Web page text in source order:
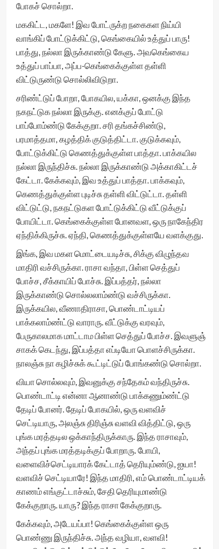
போகச் சொல்றா.
மககிட்ட, மகளே! இவ போட்ருக்ற நகைகள நிய்யி
வாங்கிப் போட்டுக்கிட்டு, கெங்கையில் உத்துப் பாரு!
பாத்து, நல்லா இருக்காண்டு கேளு. அவகெங்கைய
உத்துப் பாப்பா, அப்ப-கெங்கைக்குள்ள தள்ளி
விட்டுருண்டு சொல்லிவிடுறா.
சரிண்ட்டுப் போறா, போகயில, யக்கா, ஒனக்கு இந்த
நகநட்டுக நல்லா இருக்கு. எனக்குப் போட்டு
பாப்போம்ண்டு கேக்குறா. சரி தங்கச்சிண்டு,
பரமாத்தமா, கழத்திக் குடுத்திட்டா. குடுக்கவும்,
போட்டுக்கிட்டு கெணத்துக்குள்ள பாத்தா. பாக்கயில
நல்லா இருந்திச்சு. நல்லா இருக்காண்டு அக்காகிட்டச்
கேட்டா. கேக்கவும், இவ உத்துப் பாத்தா. பாக்கவும்,
கெணத்துக்குள்ள புடிச்சு தள்ளி விட்டுட்டா. தள்ளி
விட்டுட்டு, நகநட்டுகள போட்டுக்கிட்டு வீட்டுக்குப்
போயிட்டா. கெங்கைக்குள்ள போனவள, ஒரு நாகேந்திர
ஏந்திக்கிருச்சு. ஏந்தி, கெணத்துக்குள்ளயே வளக்குது.
இங்க, இவ மகள மொட்டையடிச்சு, சிக்கு விழுந்தவ
மாதிரி வச்சிருக்கா. ராசா வந்தா, பிள்ள செத்துப்
போச்ச, சீக்காயிப் போச்சு. இப்பத்தர், நல்லா
இருக்காண்டு சொல்லலாம்ண்டு வச்சிருக்கா.
இருக்கயில, வீணாதிராசா, பொண்டாட்டியப்
பாக்கலாம்ண்ட்டு வாராரு. வீட்டுக்கு வரவும்,
பேருகாலமாக மாட்டாம பிள்ள செத்துப் போச்ச. இவளுஞ்
சாகக் கெடந்து, இப்பத்தா எப்டியோ பொளச்சிருக்கா.
நாலஞ்சு நா கழிச்சுக் கூட்டிட்டுப் போங்கண்டு சொல்றா.
வியா சொல்லவும், இவனுக்கு சந்தேகம் வந்திருச்சு.
பொண்டாட்டி என்னா ஆனாண்டு பாக்கணும்ண்ட்டு
தேடிப் போனர். தேடிப் போகயில், ஒரு வளவிச்
செட்டியாரு, அலஞ்சு திரிஞ்சு வளவி வித்திட்டு, ஒரு
புங்க மரத்தடில ஒக்காந்திருக்காரு. இந்த ராசாவும்,
அந்தப் புங்க மரத்தடிக்குப் போறாரு. போயி,
வளைவிச்செட்டியாரக் கேட்டாத் தெரியும்ண்டு, ஐயா!
வளவிச் செட்டியாரே! இந்த மாதிரி, எம் பொண்டாட்டியக்
காணம் எங்குட்டாச்சும், சேதி தெரியுமாண்டு
கேக்குறாரு. யாரு? இந்த ராசா கேக்குறாரு.
கேக்கவும், அடேயப்பா! கெங்கைக்குள்ள ஒரு
பொண்ணு இருந்திச்சு. அந்த வழியா, வளவி!